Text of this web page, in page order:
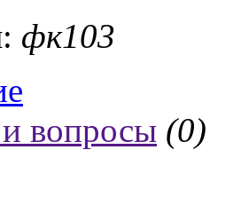
фк103
вопросы (0)